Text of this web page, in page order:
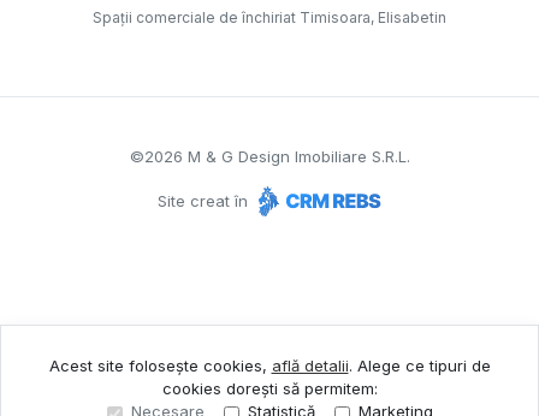
Spații comerciale de închiriat Timisoara, Elisabetin
©2026 M & G Design Imobiliare S.R.L.
Site creat în
Acest site folosește cookies, află detalii. Alege ce tipuri de
cookies dorești să permitem:
Necesare
Statistică Marketing